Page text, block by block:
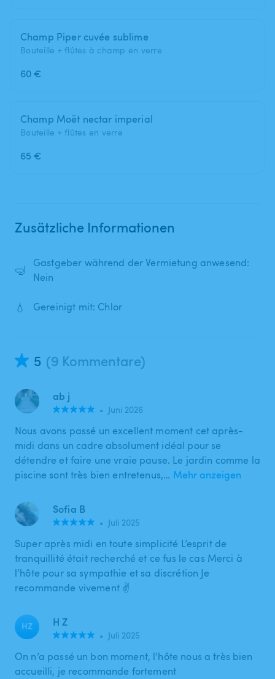
Champ Piper cuvée sublime
Bouteille + flûtes à champ en verre
60 €
Champ Moët nectar imperial
Bouteille + flûtes en verre
65 €
Zusätzliche Informationen
🤿
Gastgeber während der Vermietung anwesend:
Nein
💧 Gereinigt mit: Chlor
5 (9 Kommentare)
ab j
• Juni 2026
Nous avons passé un excellent moment cet après-
midi dans un cadre absolument idéal pour se
détendre et faire une vraie pause. Le jardin comme la
piscine sont très bien entretenus,… Mehr anzeigen
Sofia B
• Juli 2025
Super après midi en toute simplicité L’esprit de
tranquillité était recherché et ce fus le cas Merci à
l’hôte pour sa sympathie et sa discrétion Je
recommande vivement ✌️
HZ H Z
• Juli 2025
On n’a passé un bon moment, l’hôte nous a très bien
accueilli, je recommande fortement